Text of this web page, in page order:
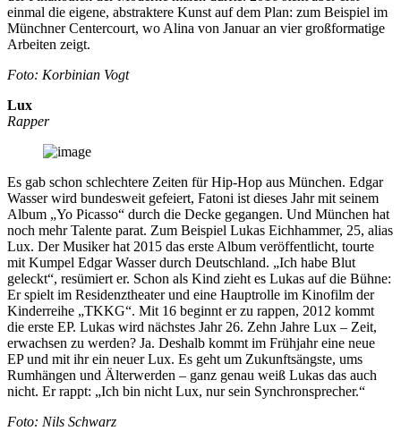
einmal die eigene, abstraktere Kunst auf dem Plan: zum Beispiel im
Münchner Centercourt, wo Alina von Januar an vier großformatige
Arbeiten zeigt.
Foto: Korbinian Vogt
Lux
Rapper
Es gab schon schlechtere Zeiten für Hip-Hop aus München. Edgar
Wasser wird bundesweit gefeiert, Fatoni ist dieses Jahr mit seinem
Album „Yo Picasso“ durch die Decke gegangen. Und München hat
noch mehr Talente parat. Zum Beispiel Lukas Eichhammer, 25, alias
Lux. Der Musiker hat 2015 das erste Album veröffentlicht, tourte
mit Kumpel Edgar Wasser durch Deutschland. „Ich habe Blut
geleckt“, resümiert er. Schon als Kind zieht es Lukas auf die Bühne:
Er spielt im Residenztheater und eine Hauptrolle im Kinofilm der
Kinderreihe „TKKG“. Mit 16 beginnt er zu rappen, 2012 kommt
die erste EP. Lukas wird nächstes Jahr 26. Zehn Jahre Lux – Zeit,
erwachsen zu werden? Ja. Deshalb kommt im Frühjahr eine neue
EP und mit ihr ein neuer Lux. Es geht um Zukunftsängste, ums
Rumhängen und Älterwerden – ganz genau weiß Lukas das auch
nicht. Er rappt: „Ich bin nicht Lux, nur sein Synchronsprecher.“
Foto: Nils Schwarz